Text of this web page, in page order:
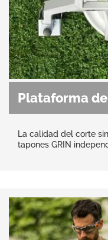
Plataforma
La calidad del corte
tapones GRIN